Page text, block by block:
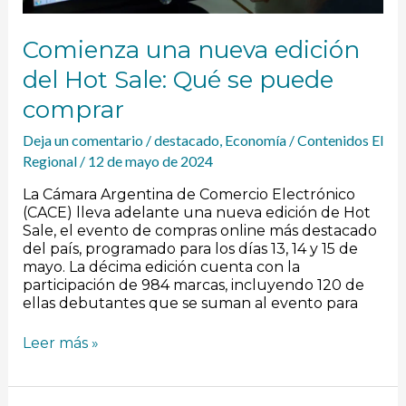
Comienza una nueva edición
del Hot Sale: Qué se puede
comprar
Deja un comentario /destacado, Economía/Contenidos El
Regional / 12 de mayo de 2024
La Cámara Argentina de Comercio Electrónico
(CACE) lleva adelante una nueva edición de Hot
Sale, el evento de compras online más destacado
del país, programado para los días 13, 14 y 15 de
mayo. La décima edición cuenta con la
participación de 984 marcas, incluyendo 120 de
ellas debutantes que se suman al evento para
Leer más »